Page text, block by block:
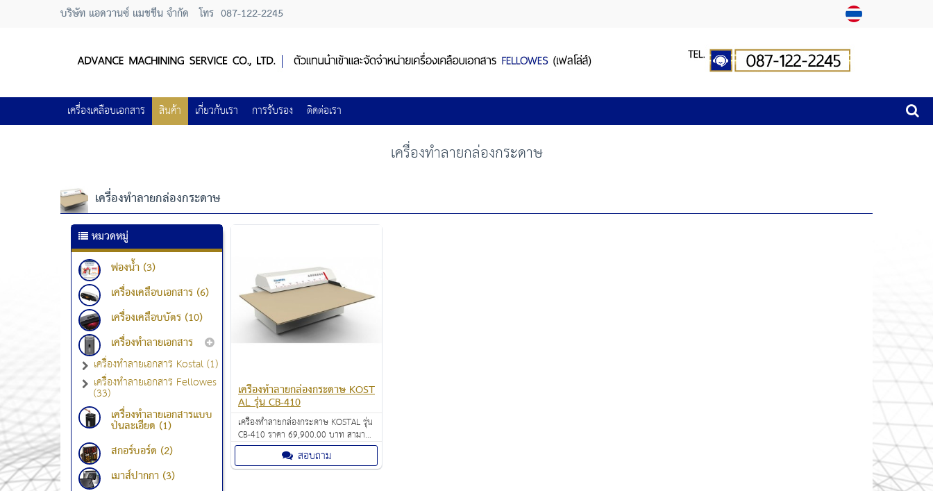
บริษัท แอดวานซ์ แมชชีน จำกัด โทร 087-122-2245
เครื่องเคลือบเอกสาร สินค้า เกี่ยวกับเรา การรับรอง ติดต่อเรา
เครื่องทำลายกล่องกระดาษ
เครื่องทำลายกล่องกระดาษ
หมวดหมู่
ฟองน้ำ (3)
เครื่องเคลือบเอกสาร (6)
เครื่องเคลือบบัตร (10)
เครื่องทำลายเอกสาร
เครื่องทำลายเอกสาร Kostal (1)
เครื่องทำลายเอกสาร Fellowes
(33)
เครื่องทำลายเอกสารแบบ
ป่นละเอียด (1)
สกอร์บอร์ด (2)
เมาส์ปากกา (3)
เครื่องทำลายกล่องกระดาษ KOST
AL รุ่น CB-410
เครื่องทำลายกล่องกระดาษ KOSTAL รุ่น
CB-410 ราคา 69,900.00 บาท สามารถ
ทำลายกล่องกระดาษ และ ทำลายลัง
สอบถาม